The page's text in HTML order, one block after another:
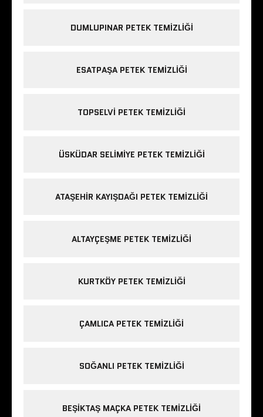
DUMLUPINAR PETEK TEMIZLIĞI
ESATPAŞA PETEK TEMIZLIĞI
TOPSELVI PETEK TEMIZLIĞI
ÜSKÜDAR SELIMIYE PETEK TEMIZLIĞI
ATAŞEHIR KAYIŞDAĞI PETEK TEMIZLIĞI
ALTAYÇEŞME PETEK TEMIZLIĞI
KURTKÖY PETEK TEMIZLIĞI
ÇAMLICA PETEK TEMIZLIĞI
SOĞANLI PETEK TEMIZLIĞI
BEŞIKTAŞ MAÇKA PETEK TEMIZLIĞI